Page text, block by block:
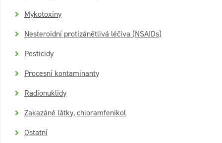
Mykotoxiny
Nesteroidní protizánětlivá léčiva (NSAIDs)
Pesticidy
Procesní kontaminanty
Radionuklidy
Zakazáné látky, chloramfenikol
Ostatní